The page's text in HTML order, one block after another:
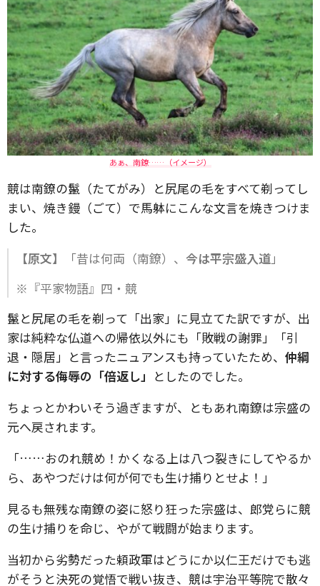
あぁ、南鐐……（イメージ）
競は南鐐の鬣（たてがみ）と尻尾の毛をすべて剃ってし
まい、焼き鏝（ごて）で馬躰にこんな文言を焼きつけま
した。
【原文】
「昔は何両（南鐐）、 今は平宗盛入道」
※『平家物語』四・競
鬣と尻尾の毛を剃って「出家」に見立てた訳ですが、出
家は純粋な仏道への帰依以外にも「敗戦の謝罪」「引
退・隠居」と言ったニュアンスも持っていたため、 仲綱
に対する侮辱の「倍返し」 としたのでした。
ちょっとかわいそう過ぎますが、ともあれ南鐐は宗盛の
元へ戻されます。
「……おのれ競め！かくなる上は八つ裂きにしてやるか
ら、あやつだけは何が何でも生け捕りとせよ！」
見るも無残な南鐐の姿に怒り狂った宗盛は、郎党らに競
の生け捕りを命じ、やがて戦闘が始まります。
当初から劣勢だった頼政軍はどうにか以仁王だけでも逃
がそうと決死の覚悟で戦い抜き、競は宇治平等院で散々